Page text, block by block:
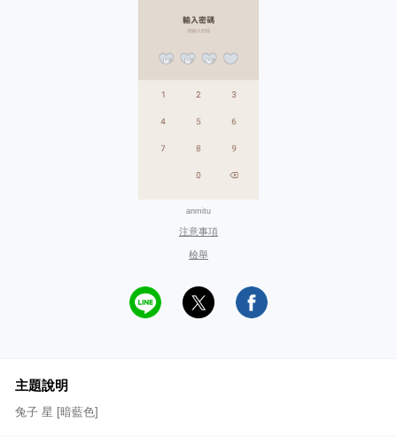
anmitu
注意事項
檢舉
主題說明
兔子 星 [暗藍色]